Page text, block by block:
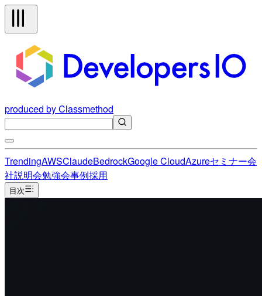
produced by Classmethod
TrendingAWSClaudeBedrockGoogle CloudAzureセミナー会
社説明会勉強会事例採用
目次